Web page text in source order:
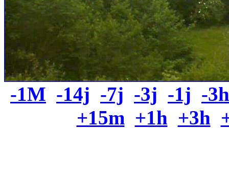
-1M -14j -7j -3j -1j -3h
+15m +1h +3h